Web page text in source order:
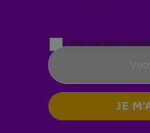
Parentalité